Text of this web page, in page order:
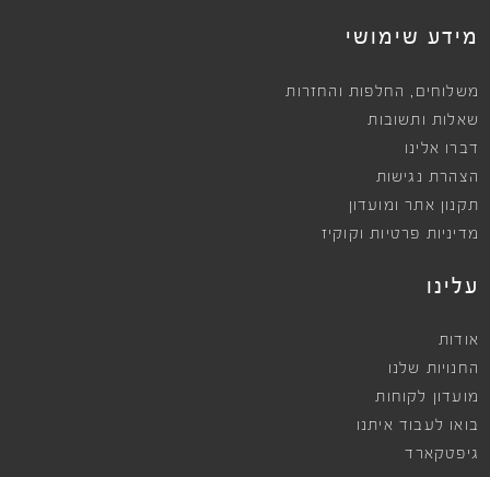
מידע שימושי
משלוחים , החלפות והחזרות
שאלות ותשובות
דברו אלינו
הצהרת נגישות
תקנון אתר ומועדון
מדיניות פרטיות וקוקיז
עלינו
אודות
החנויות שלנו
מועדון לקוחות
בואו לעבוד איתנו
גיפטקארד